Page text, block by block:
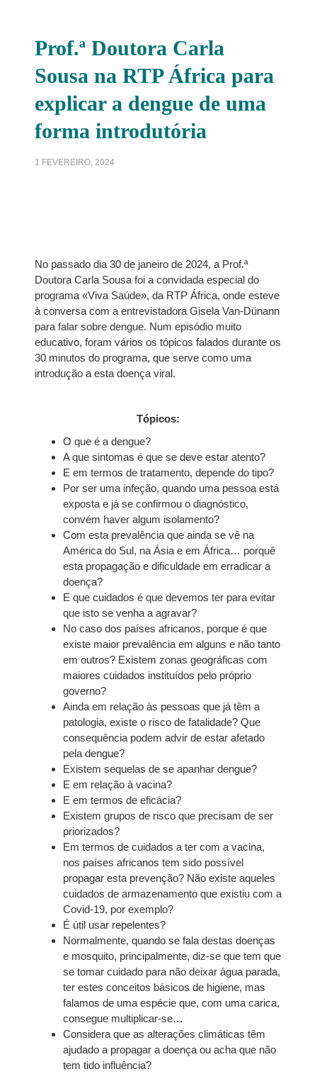
Prof.ª Doutora Carla
Sousa na RTP África para
explicar a dengue de uma
forma introdutória
1 FEVEREIRO, 2024
No passado dia 30 de janeiro de 2024, a Prof.ª
Doutora Carla Sousa foi a convidada especial do
programa «Viva Saúde», da RTP África, onde esteve
à conversa com a entrevistadora Gisela Van-Dünann
para falar sobre dengue. Num episódio muito
educativo, foram vários os tópicos falados durante os
30 minutos do programa, que serve como uma
introdução a esta doença viral.
Tópicos:
O que é a dengue?
A que sintomas é que se deve estar atento?
E em termos de tratamento, depende do tipo?
Por ser uma infeção, quando uma pessoa está
exposta e já se confirmou o diagnóstico,
convém haver algum isolamento?
Com esta prevalência que ainda se vê na
América do Sul, na Ásia e em África… porquê
esta propagação e dificuldade em erradicar a
doença?
E que cuidados é que devemos ter para evitar
que isto se venha a agravar?
No caso dos países africanos, porque é que
existe maior prevalência em alguns e não tanto
em outros? Existem zonas geográficas com
maiores cuidados instituídos pelo próprio
governo?
Ainda em relação às pessoas que já têm a
patologia, existe o risco de fatalidade? Que
consequência podem advir de estar afetado
pela dengue?
Existem sequelas de se apanhar dengue?
E em relação à vacina?
E em termos de eficácia?
Existem grupos de risco que precisam de ser
priorizados?
Em termos de cuidados a ter com a vacina,
nos países africanos tem sido possível
propagar esta prevenção? Não existe aqueles
cuidados de armazenamento que existiu com a
Covid-19, por exemplo?
É útil usar repelentes?
Normalmente, quando se fala destas doenças
e mosquito, principalmente, diz-se que tem que
se tomar cuidado para não deixar água parada,
ter estes conceitos básicos de higiene, mas
falamos de uma espécie que, com uma carica,
consegue multiplicar-se…
Considera que as alterações climáticas têm
ajudado a propagar a doença ou acha que não
tem tido influência?